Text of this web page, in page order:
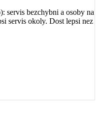
servis bezchybni a osoby na
servis okoly. Dost lepsi nez